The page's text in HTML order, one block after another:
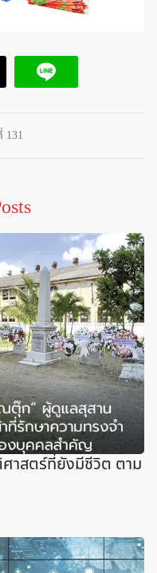
131
าสตร์ที่ยังมีชีวิต ตาม